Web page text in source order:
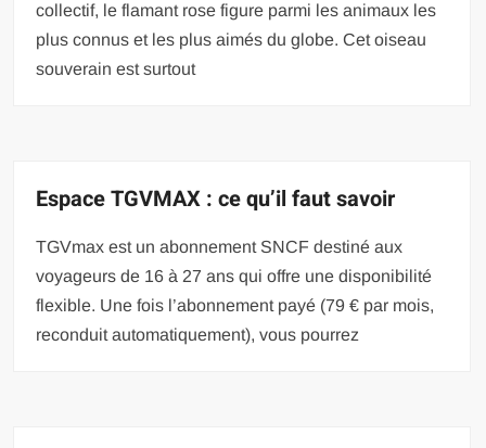
collectif, le flamant rose figure parmi les animaux les
plus connus et les plus aimés du globe. Cet oiseau
souverain est surtout
Espace TGVMAX : ce qu’il faut savoir
TGVmax est un abonnement SNCF destiné aux
voyageurs de 16 à 27 ans qui offre une disponibilité
flexible. Une fois l’abonnement payé (79 € par mois,
reconduit automatiquement), vous pourrez